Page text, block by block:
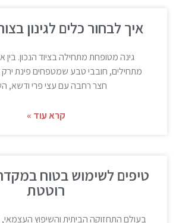
איך לבחור כלים לגינון
גינה מטופחת מתחילה בציוד הנכון. בין
מתחילים, חובבי טבע שמטפחים פינת ירק
חצר רחבה עם עצי פרי ודשא,
קרא עוד »
טיפים לשימוש בטוח
רוטטת
בעולם התחזוקה הביתית והשיפוץ